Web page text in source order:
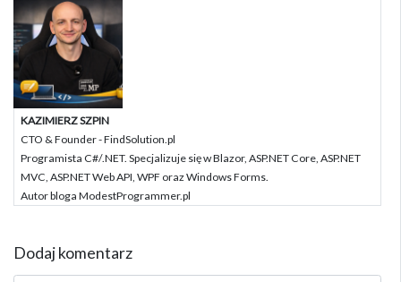
KAZIMIERZ SZPIN
CTO & Founder - FindSolution.pl
Programista C#/.NET. Specjalizuje się w Blazor, ASP.NET Core, ASP.NET
MVC, ASP.NET Web API, WPF oraz Windows Forms.
Autor bloga ModestProgrammer.pl
Dodaj komentarz